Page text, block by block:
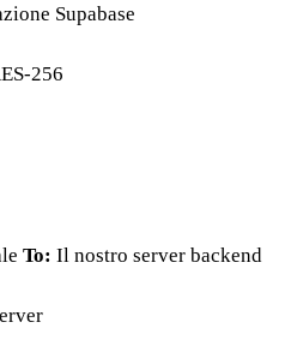
Supabase
256
To: Il nostro server backend